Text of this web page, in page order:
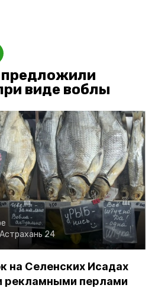
виде воблы
Астрахань 24
на Селенских Исадах
рекламными перлами